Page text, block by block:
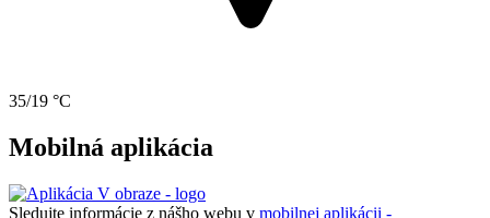
35/19 °C
Mobilná aplikácia
Sledujte informácie z nášho webu v mobilnej aplikácii -